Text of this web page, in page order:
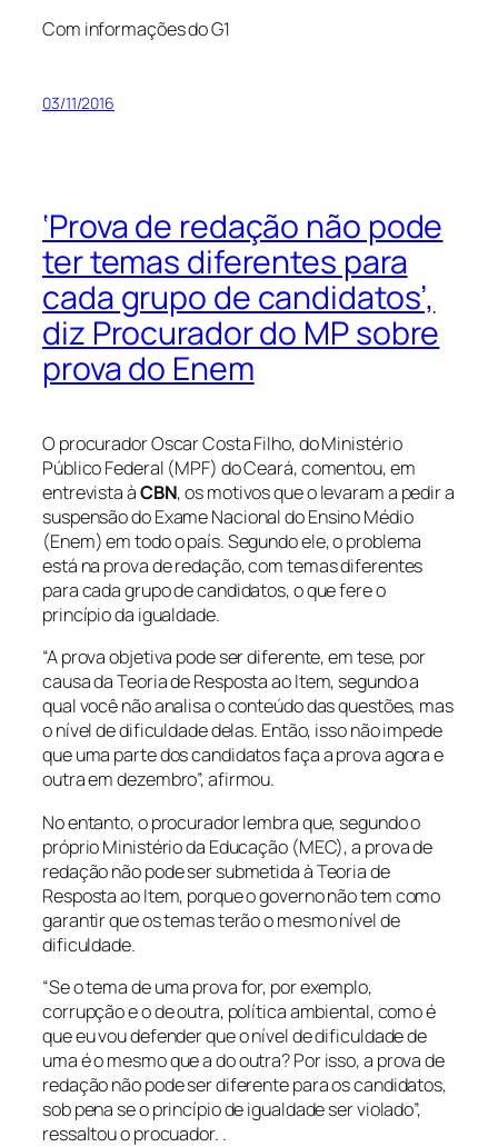
Com informações do G1
03/11/2016
‘Prova de redação não pode
ter temas diferentes para
cada grupo de candidatos’,
diz Procurador do MP sobre
prova do Enem
O procurador Oscar Costa Filho, do Ministério
Público Federal (MPF) do Ceará, comentou, em
entrevista àCBN, os motivos que o levaram a pedir a
suspensão do Exame Nacional do Ensino Médio
(Enem) em todo o país. Segundo ele, o problema
está na prova de redação, com temas diferentes
para cada grupo de candidatos, o que fere o
princípio da igualdade.
“A prova objetiva pode ser diferente, em tese, por
causa da Teoria de Resposta ao Item, segundo a
qual você não analisa o conteúdo das questões, mas
o nível de dificuldade delas. Então, isso não impede
que uma parte dos candidatos faça a prova agora e
outra em dezembro”, afirmou.
No entanto, o procurador lembra que, segundo o
próprio Ministério da Educação (MEC), a prova de
redação não pode ser submetida à Teoria de
Resposta ao Item, porque o governo não tem como
garantir que os temas terão o mesmo nível de
dificuldade.
“Se o tema de uma prova for, por exemplo,
corrupção e o de outra, política ambiental, como é
que eu vou defender que o nível de dificuldade de
uma é o mesmo que a do outra? Por isso, a prova de
redação não pode ser diferente para os candidatos,
sob pena se o princípio de igualdade ser violado”,
ressaltou o procuador. .